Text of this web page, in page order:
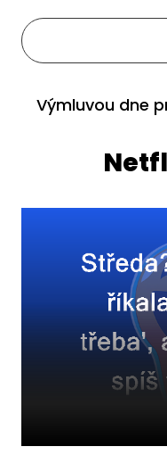
Výmluvou dne